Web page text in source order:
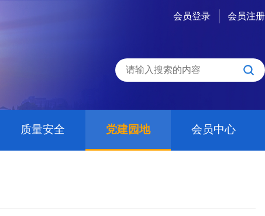
会员登录 会员注册
质量安全 党建园地 会员中心